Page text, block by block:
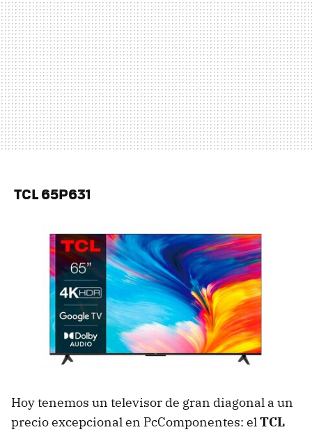
TCL 65P631
Hoy tenemos un televisor de gran diagonal a un
precio excepcional en PcComponentes: elTCL